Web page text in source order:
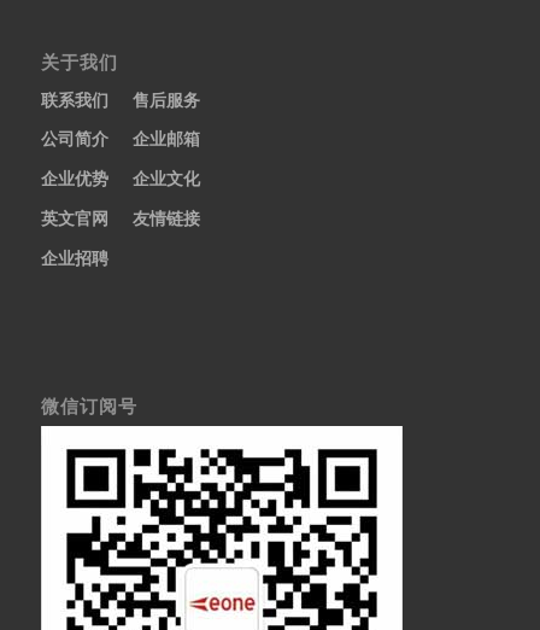
关于我们
联系我们
售后服务
公司简介
企业邮箱
企业优势
企业文化
英文官网
友情链接
企业招聘
微信订阅号